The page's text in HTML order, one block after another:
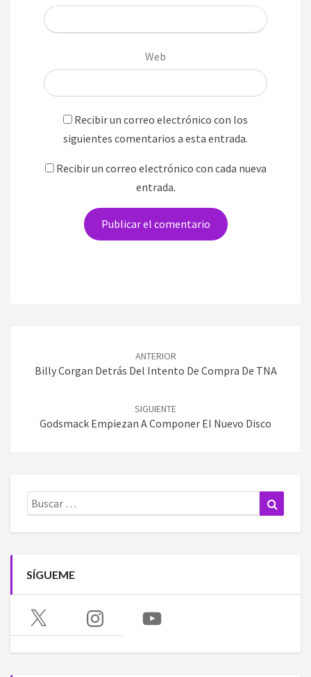
Web
Recibir un correo electrónico con los
siguientes comentarios a esta entrada.
Recibir un correo electrónico con cada nueva
entrada.
entradas
ANTERIOR
Billy Corgan Detrás Del Intento De Compra De TNA
SIGUIENTE
Godsmack Empiezan A Componer El Nuevo Disco
Buscar:
SÍGUEME
X Instagram YouTube